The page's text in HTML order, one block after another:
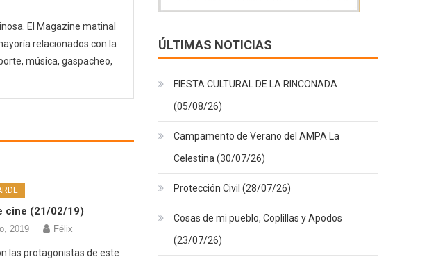
El Magazine matinal
relacionados con la
música, gaspacheo,
cine (21/02/19)
2019 Félix
las protagonistas de este
ÚLTIMAS NOTICIAS
FIESTA CULTURAL DE LA RINCONADA
(05/08/26)
Campamento de Verano del AMPA La
Celestina (30/07/26)
Protección Civil (28/07/26)
Cosas de mi pueblo, Coplillas y Apodos
(23/07/26)